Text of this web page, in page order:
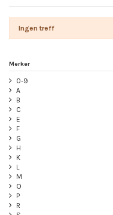
Ingen treff
Merker
0-9
A
B
C
E
F
G
H
K
L
M
O
P
R